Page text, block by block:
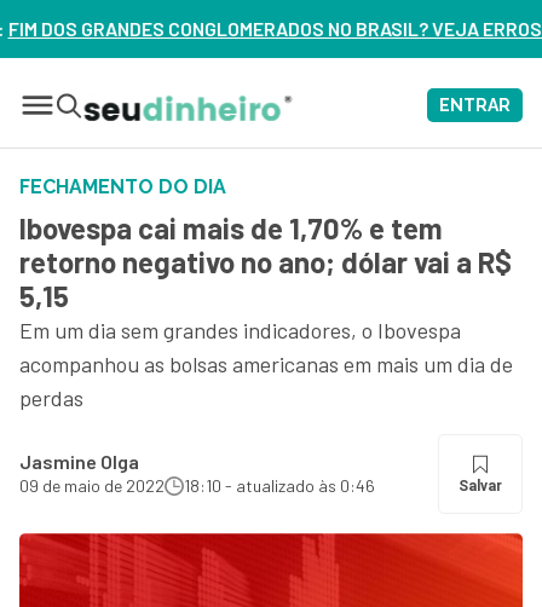
NO BRASIL? VEJA ERROS DE 3 DELES – ASSISTA AGORA
ENTRAR
FECHAMENTO DO DIA
Ibovespa cai mais de 1,70% e tem
retorno negativo no ano; dólar vai a R$
5,15
Em um dia sem grandes indicadores, o Ibovespa
acompanhou as bolsas americanas em mais um dia de
perdas
Jasmine Olga
09 de maio de 2022 18:10 - atualizado às 0:46 Salvar